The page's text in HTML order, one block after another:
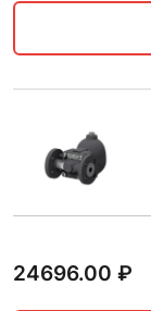
24696.00 ₽